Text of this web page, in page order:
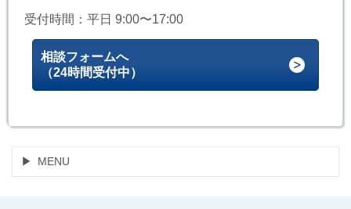
受付時間：平日 9:00〜17:00
相談フォームへ
（24時間受付中）
MENU